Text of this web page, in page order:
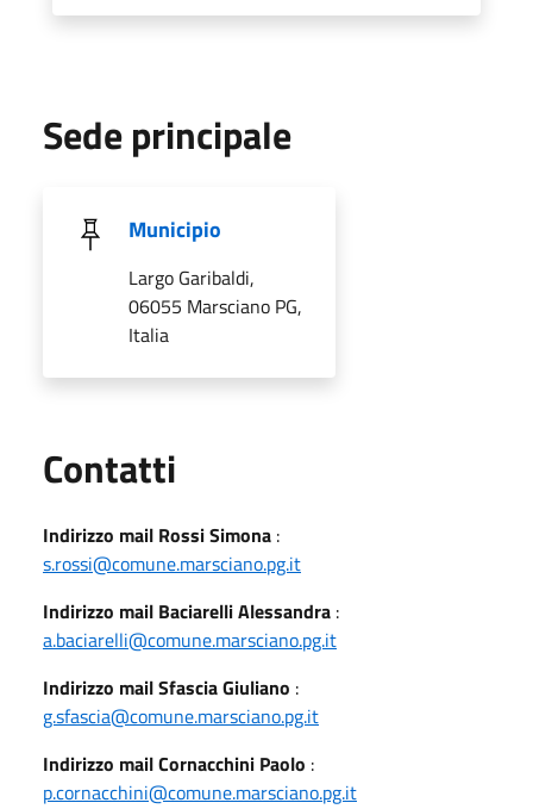
Sede principale
Municipio
Largo Garibaldi,
06055 Marsciano PG,
Italia
Contatti
Indirizzo mail Rossi Simona :
s.rossi@comune.marsciano.pg.it
Indirizzo mail Baciarelli Alessandra :
a.baciarelli@comune.marsciano.pg.it
Indirizzo mail Sfascia Giuliano :
g.sfascia@comune.marsciano.pg.it
Indirizzo mail Cornacchini Paolo :
p.cornacchini@comune.marsciano.pg.it